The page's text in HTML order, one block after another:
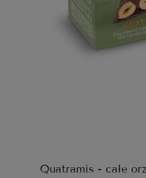
Quatramis - całe